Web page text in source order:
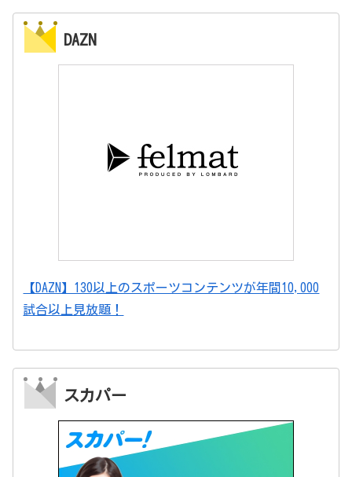
DAZN
【DAZN】130以上のスポーツコンテンツが年間10,000
試合以上見放題！
スカパー